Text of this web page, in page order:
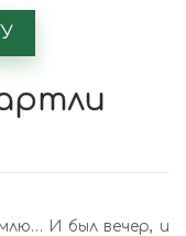
И был вечер, и